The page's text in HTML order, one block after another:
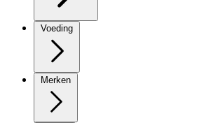
Voeding
Merken